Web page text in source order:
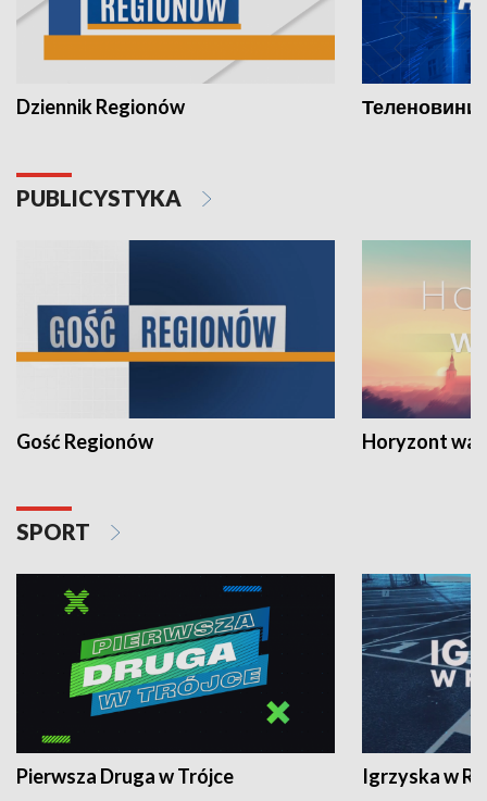
Dziennik Regionów Теленовини
PUBLICYSTYKA
Gość Regionów Horyzont
SPORT
Pierwsza Druga w Trójce Igrzyska w